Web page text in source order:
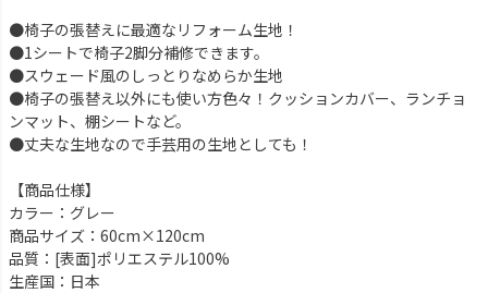
●椅子の張替えに最適なリフォーム生地！
●1シートで椅子2脚分補修できます。
●スウェード風のしっとりなめらか生地
●椅子の張替え以外にも使い方色々！クッションカバー、ランチョ
ンマット、棚シートなど。
●丈夫な生地なので手芸用の生地としても！
【商品仕様】
カラー：グレー
商品サイズ：60cm×120cm
品質：[表面]ポリエステル100%
生産国：日本